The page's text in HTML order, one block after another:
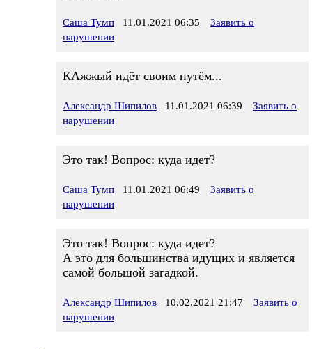
Саша Тумп 11.01.2021 06:35
Заявить о
нарушении
КАжжый идёт своим путём...
Александр Шипилов 11.01.2021 06:39
Заявить о
нарушении
Это так! Вопрос: куда идет?
Саша Тумп 11.01.2021 06:49
Заявить о
нарушении
Это так! Вопрос: куда идет?
А это для большинства идущих и является
самой большой загадкой.
Александр Шипилов 10.02.2021 21:47
Заявить о
нарушении